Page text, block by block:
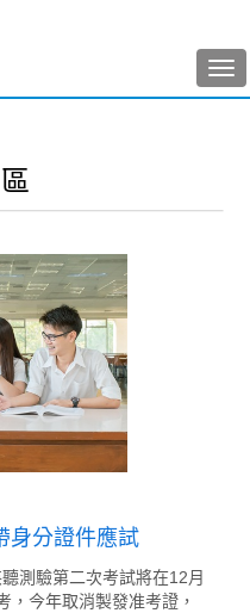
身分證件應試
測驗第二次考試將在12月
，今年取消製發准考證，